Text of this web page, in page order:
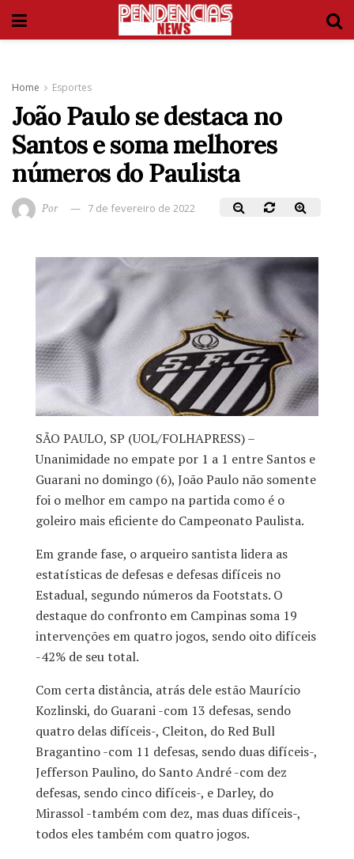
Home Esportes
João Paulo se destaca no
Santos e soma melhores
números do Paulista
Por 7 de fevereiro de 2022
SÃO PAULO, SP (UOL/FOLHAPRESS) –
Unanimidade no empate por 1 a 1 entre Santos e
Guarani no domingo (6), João Paulo não somente
foi o melhor em campo na partida como é o
goleiro mais eficiente do Campeonato Paulista.
Em grande fase, o arqueiro santista lidera as
estatísticas de defesas e defesas difíceis no
Estadual, segundo números da Footstats. O
destaque do confronto em Campinas soma 19
intervenções em quatro jogos, sendo oito difíceis
-42% de seu total.
Com certa distância, atrás dele estão Maurício
Kozlinski, do Guarani -com 13 defesas, sendo
quatro delas difíceis-, Cleiton, do Red Bull
Bragantino -com 11 defesas, sendo duas difíceis-,
Jefferson Paulino, do Santo André -com dez
defesas, sendo cinco difíceis-, e Darley, do
Mirassol -também com dez, mas duas difíceis-,
todos eles também com quatro jogos.